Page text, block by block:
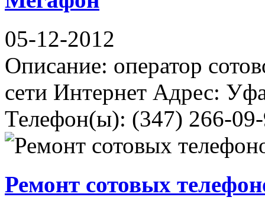
05-12-2012
Описание: оператор
сети Интернет Адрес:
Телефон(ы): (347) 266-
Ремонт сотовых